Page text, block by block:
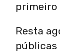
primeiro
Resta
públicas